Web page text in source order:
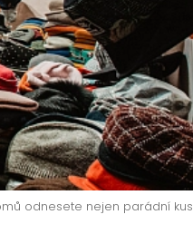
odnesete nejen parádní kus